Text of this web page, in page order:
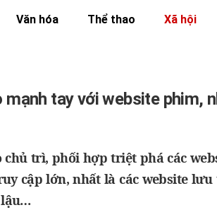
Văn hóa Thể thao Xã hội
tay với website phim,
chủ trì, phối hợp triệt phá các
cập lớn, nhất là các website
lậu…